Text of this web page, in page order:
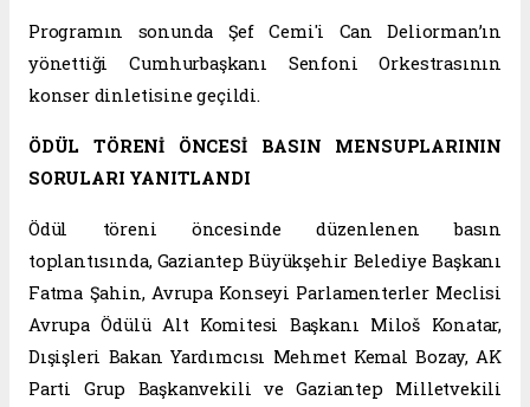
Programın sonunda Şef Cemi'i Can Deliorman’ın
yönettiği Cumhurbaşkanı Senfoni Orkestrasının
konser dinletisine geçildi.
ÖDÜL TÖRENİ ÖNCESİ BASIN MENSUPLARININ
SORULARI YANITLANDI
Ödül töreni öncesinde düzenlenen basın
toplantısında, Gaziantep Büyükşehir Belediye Başkanı
Fatma Şahin, Avrupa Konseyi Parlamenterler Meclisi
Avrupa Ödülü Alt Komitesi Başkanı Miloš Konatar,
Dışişleri Bakan Yardımcısı Mehmet Kemal Bozay, AK
Parti Grup Başkanvekili ve Gaziantep Milletvekili